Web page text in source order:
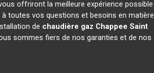
offriront la meilleure expérience possible
toutes vos questions et besoins en matière
de chaudière gaz Chappee Saint
sommes fiers de nos garanties et de nos